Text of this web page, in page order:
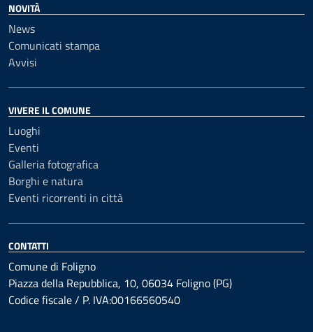
NOVITÀ
News
Comunicati stampa
Avvisi
VIVERE IL COMUNE
Luoghi
Eventi
Galleria fotografica
Borghi e natura
Eventi ricorrenti in città
CONTATTI
Comune di Foligno
Piazza della Repubblica, 10, 06034 Foligno (PG)
Codice fiscale / P. IVA:00166560540